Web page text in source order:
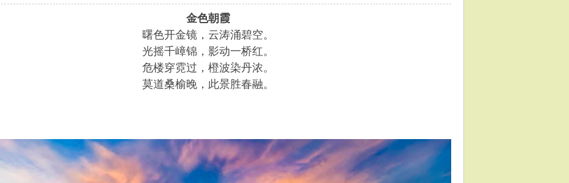
金色朝霞
曙色开金镜，云涛涌碧空。
光摇千嶂锦，影动一桥红。
危楼穿霓过，橙波染丹浓。
莫道桑榆晚，此景胜春融。